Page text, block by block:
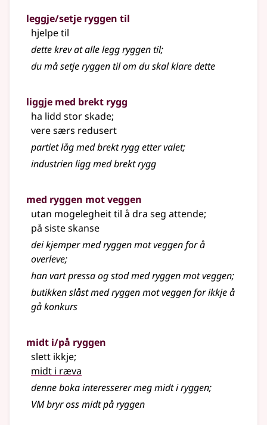
leggje/setje ryggen til
hjelpe til
dette krev at alle legg ryggen til;
du må setje ryggen til om du skal klare dette
liggje med brekt rygg
ha lidd stor skade;
vere særs redusert
partiet låg med brekt rygg etter valet;
industrien ligg med brekt rygg
med ryggen mot veggen
utan mogelegheit til å dra seg attende;
på siste skanse
dei kjemper med ryggen mot veggen for å
overleve;
han vart pressa og stod med ryggen mot veggen;
butikken slåst med ryggen mot veggen for ikkje å
gå konkurs
midt i/på ryggen
slett ikkje;
midt i ræva
denne boka interesserer meg midt i ryggen;
VM bryr oss midt på ryggen